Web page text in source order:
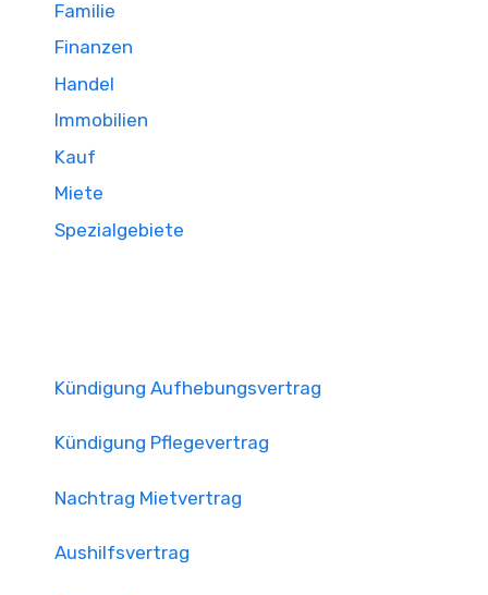
Familie
Finanzen
Handel
Immobilien
Kauf
Miete
Spezialgebiete
Kündigung Aufhebungsvertrag
Kündigung Pflegevertrag
Nachtrag Mietvertrag
Aushilfsvertrag